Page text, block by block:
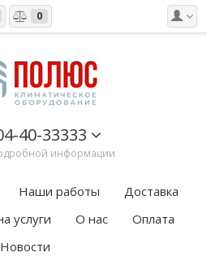
0
40-33333
информации
Наши работы
Доставка
услуги О нас
Оплата
Новости